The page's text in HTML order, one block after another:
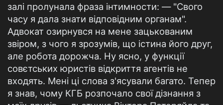
залі пролунала фраза інтимности: — "Свого
часу я дала знати відповідним органам".
Адвокат озирнувся на мене зацькованим
звіром, з чого я зрозумів, що істина його друг,
але робота дорожча. Ну ясно, у функції
совєтських юристів відкриття агентів не
входять. Мені ці слова з'ясували багато. Тепер
я знав, чому КГБ розпочало свої дізнання з